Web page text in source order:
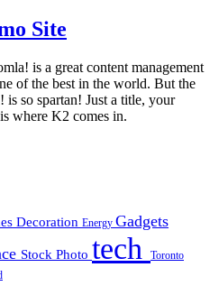
Site
is a great content management
of the best in the world. But the
is so spartan! Just a title, your
where K2 comes in.
Decoration Energy Gadgets
Stock Photo tech Toronto